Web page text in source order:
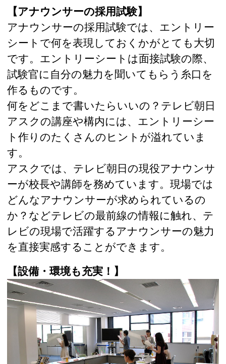
【アナウンサーの採用試験】
アナウンサーの採用試験では、エントリー
シートで何を表現しておくかがとても大切
です。エントリーシートは面接試験の際、
試験官に自分の魅力を聞いてもらう糸口を
作るものです。
何をどこまで書いたらいいの？テレビ朝日
アスクの講座や構内には、エントリーシー
ト作りのたくさんのヒントが溢れていま
す。
アスクでは、テレビ朝日の現役アナウンサ
ーが校長や講師を務めています。現場では
どんなアナウンサーが求められているの
か？などテレビの最前線の情報に触れ、テ
レビの現場で活躍するアナウンサーの魅力
を直接実感することができます。
【設備・環境も充実！】